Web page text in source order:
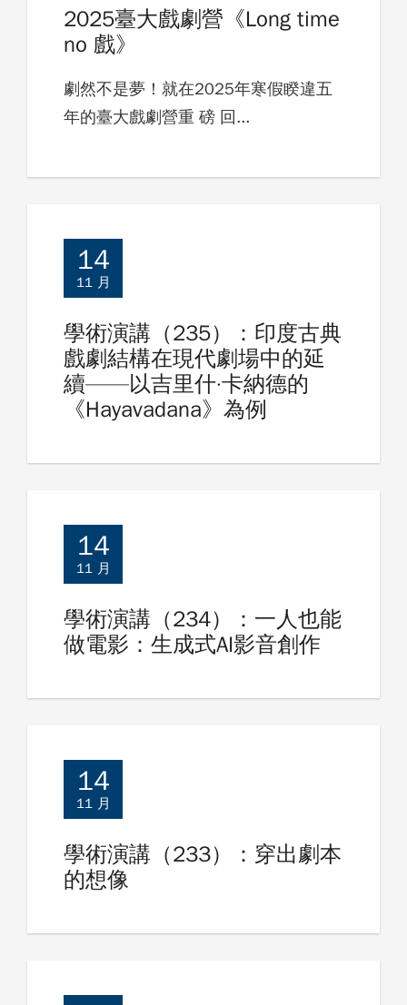
2025臺大戲劇營《Long time
no 戲》
劇然不是夢！就在2025年寒假睽違五
年的臺大戲劇營重 磅 回...
14
11 月
學術演講（235）：印度古典
戲劇結構在現代劇場中的延
續——以吉里什·卡納德的
《Hayavadana》為例
14
11 月
學術演講（234）：一人也能
做電影：生成式AI影音創作
14
11 月
學術演講（233）：穿出劇本
的想像